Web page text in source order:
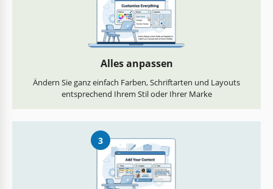
Alles anpassen
Ändern Sie ganz einfach Farben, Schriftarten und Layouts
entsprechend Ihrem Stil oder Ihrer Marke
3